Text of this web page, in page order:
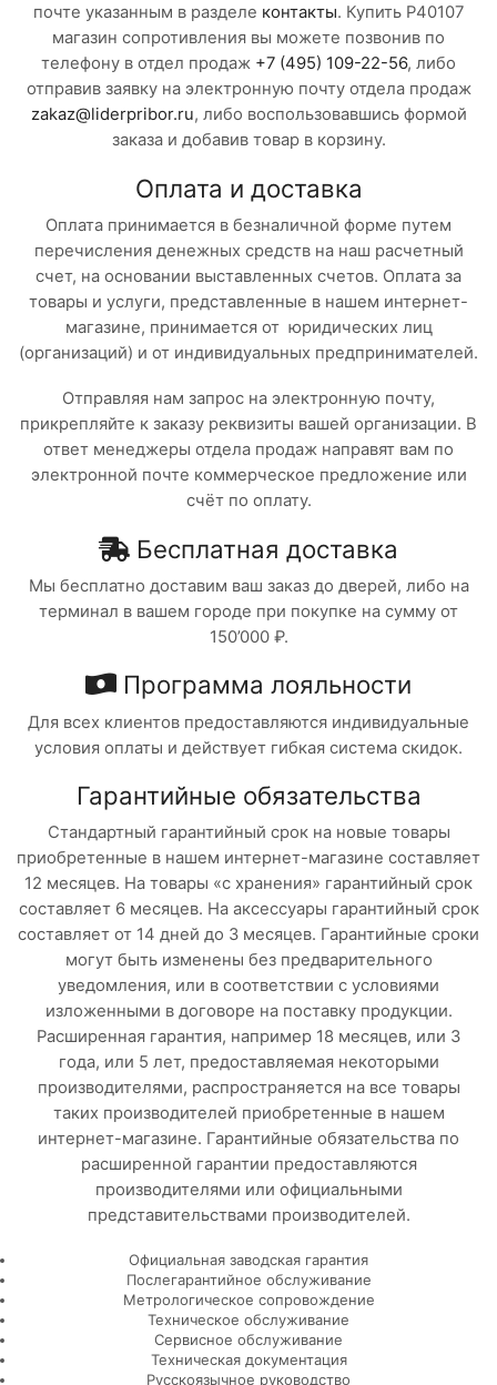
почте указанным в разделе контакты. Купить Р40107
магазин сопротивления вы можете позвонив по
телефону в отдел продаж +7 (495) 109-22-56, либо
отправив заявку на электронную почту отдела продаж
zakaz@liderpribor.ru, либо воспользовавшись формой
заказа и добавив товар в корзину.
Оплата и доставка
Оплата принимается в безналичной форме путем
перечисления денежных средств на наш расчетный
счет, на основании выставленных счетов. Оплата за
товары и услуги, представленные в нашем интернет-
магазине, принимается от юридических лиц
(организаций) и от индивидуальных предпринимателей.
Отправляя нам запрос на электронную почту,
прикрепляйте к заказу реквизиты вашей организации. В
ответ менеджеры отдела продаж направят вам по
электронной почте коммерческое предложение или
счёт по оплату.
Бесплатная доставка
Мы бесплатно доставим ваш заказ до дверей, либо на
терминал в вашем городе при покупке на сумму от
150’000 ₽.
Программа лояльности
Для всех клиентов предоставляются индивидуальные
условия оплаты и действует гибкая система скидок.
Гарантийные обязательства
Стандартный гарантийный срок на новые товары
приобретенные в нашем интернет-магазине составляет
12 месяцев. На товары «с хранения» гарантийный срок
составляет 6 месяцев. На аксессуары гарантийный срок
составляет от 14 дней до 3 месяцев. Гарантийные сроки
могут быть изменены без предварительного
уведомления, или в соответствии с условиями
изложенными в договоре на поставку продукции.
Расширенная гарантия, например 18 месяцев, или 3
года, или 5 лет, предоставляемая некоторыми
производителями, распространяется на все товары
таких производителей приобретенные в нашем
интернет-магазине. Гарантийные обязательства по
расширенной гарантии предоставляются
производителями или официальными
представительствами производителей.
Официальная заводская гарантия
Послегарантийное обслуживание
Метрологическое сопровождение
Техническое обслуживание
Сервисное обслуживание
Техническая документация
Русскоязычное руководство